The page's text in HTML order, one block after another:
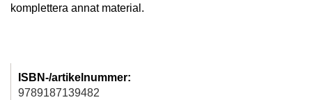
komplettera annat material.
ISBN-/artikelnummer:
9789187139482